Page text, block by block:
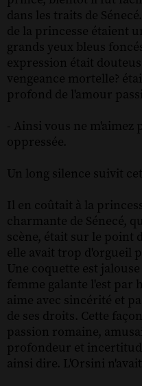
dans les traits de
de la princesse étaient
grands yeux bleus
expression était
vengeance mortelle?
profond de l'amour
- Ainsi vous ne m'aimez
oppressée.
Un long silence suivit
Il en coûtait à la
charmante de Sénecé,
scène, était sur le point
elle avait trop d'orgueil
Une coquette est
femme galante l'est par
aime avec sincérité et
de ses droits. Cette
passion romaine,
profondeur et
ainsi dire. L'Orsini